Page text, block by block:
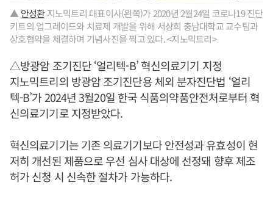
▲ 안성환지노믹트리 대표이사(왼쪽)가 2020년 2월24일 코로나19 진단
키트의 업그레이드와 치료제 개발을 위해 서상희 충남대학교 교수팀과
상호협약을 체결하며 기념사진을 찍고 있다. <지노믹트리>
△방광암 조기진단 ‘얼리텍-B’ 혁신의료기기 지정
지노믹트리의 방광암 조기진단용 체외 분자진단법 ‘얼리
텍-B’가 2024년 3월20일 한국 식품의약품안전처로부터 혁
신의료기기로 지정받았다.
혁신의료기기는 기존 의료기기보다 안전성과 유효성이 현
저히 개선된 제품으로 우선 심사 대상에 선정돼 향후 제조
허가 신청 시 신속한 절차가 가능하다.